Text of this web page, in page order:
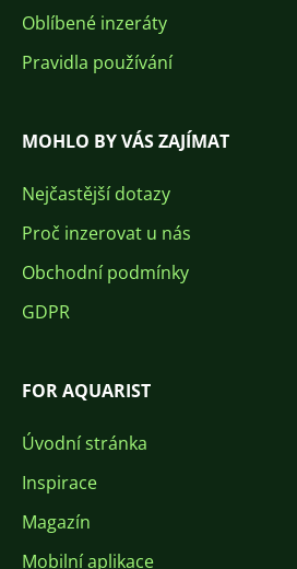
Oblíbené inzeráty
Pravidla používání
MOHLO BY VÁS ZAJÍMAT
Nejčastější dotazy
Proč inzerovat u nás
Obchodní podmínky
GDPR
FOR AQUARIST
Úvodní stránka
Inspirace
Magazín
Mobilní aplikace